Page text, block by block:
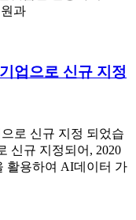
과
업으로 신규 지정
로 신규 지정 되었습
신규 지정되어, 2020
활용하여 AI데이터 가